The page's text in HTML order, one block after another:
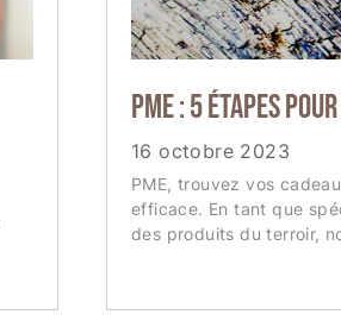
PME : 5 étapes
16 octobre 2023
PME, trouvez vos
efficace. En tant que
des produits du terroir,